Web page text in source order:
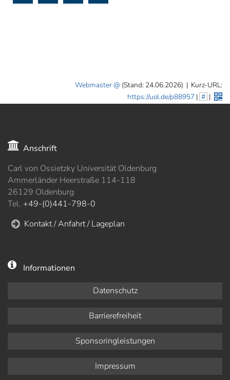
Webmaster (Stand: 24.06.2026) | Kurz-URL:
https://uol.de/p88957 | # |
Anschrift
Carl von Ossietzky Universität Oldenburg
Ammerländer Heerstraße 114-118
26129 Oldenburg
Tel. +49-(0)441-798-0
Kontakt / Anfahrt / Lageplan
Informationen
Datenschutz
Barrierefreiheit
Sponsoringleistungen
Impressum